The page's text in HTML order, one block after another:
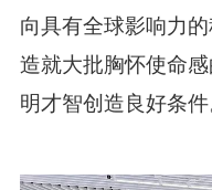
向具有全球影响力
造就大批胸怀使命
明才智创造良好条件